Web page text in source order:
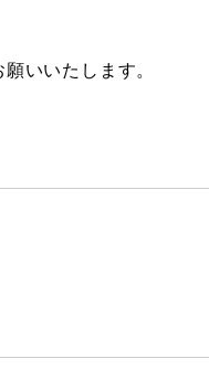
いいたします。